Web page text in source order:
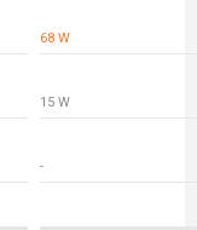
68 W
15 W
-